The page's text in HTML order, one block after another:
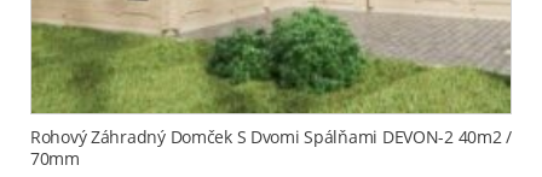
Rohový Záhradný Domček S Dvomi Spálňami DEVON-2 40m2 /
70mm